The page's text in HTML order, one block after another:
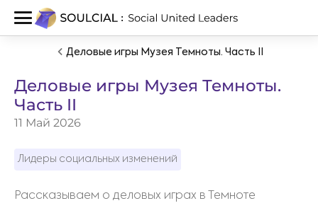
Деловые игры Музея Темноты. Часть II
Деловые игры Музея Темноты.
Часть II
11 Май 2026
Лидеры социальных изменений
Рассказываем о деловых играх в Темноте